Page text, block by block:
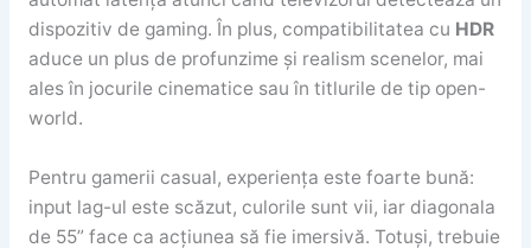
dispozitiv de gaming. În plus, compatibilitatea cu HDR
aduce un plus de profunzime și realism scenelor, mai
ales în jocurile cinematice sau în titlurile de tip open-
world.
Pentru gamerii casual, experiența este foarte bună:
input lag-ul este scăzut, culorile sunt vii, iar diagonala
de 55” face ca acțiunea să fie imersivă. Totuși, trebuie